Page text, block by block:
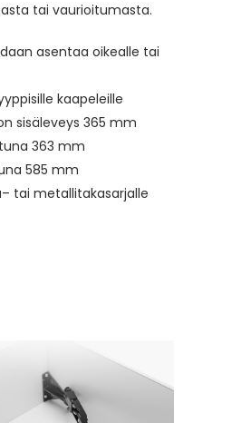
tai vaurioitumasta.
asentaa oikealle tai
kaapeleille
sisäleveys 365 mm
363 mm
585 mm
tai metallitakasarjalle